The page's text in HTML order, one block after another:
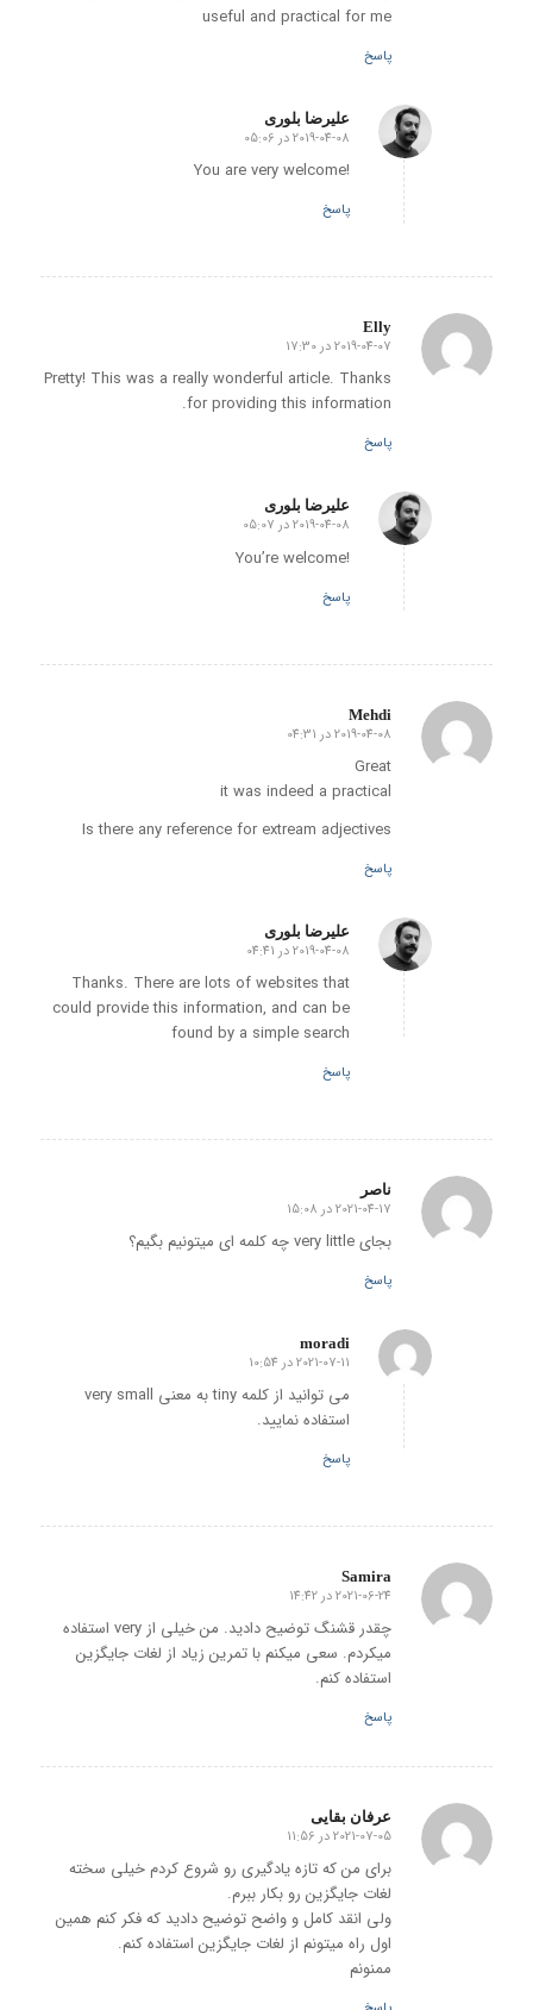
useful and practical for me
پاسخ
علیرضا بلوری
گفته:
2019-04-08 در 05:06
!You are very welcome
پاسخ
Elly
گفته:
2019-04-07 در 17:30
Pretty! This was a really wonderful article. Thanks
for providing this information.
پاسخ
علیرضا بلوری
گفته:
2019-04-08 در 05:07
!You’re welcome
پاسخ
Mehdi
گفته:
2019-04-08 در 04:31
Great
it was indeed a practical
Is there any reference for extream adjectives
پاسخ
علیرضا بلوری
گفته:
2019-04-08 در 04:41
Thanks. There are lots of websites that
could provide this information, and can be
found by a simple search
پاسخ
ناصر
گفته:
2021-04-17 در 15:08
بجای very little چه کلمه ای میتونیم بگیم؟
پاسخ
moradi
گفته:
2021-07-11 در 10:54
می توانید از کلمه tiny به معنی very small
استفاده نمایید.
پاسخ
Samira
گفته:
2021-06-24 در 14:42
چقدر قشنگ توضیح دادید. من خیلی از very استفاده
میکردم. سعی میکنم با تمرین زیاد از لغات جایگزین
استفاده کنم.
پاسخ
عرفان بقایی
گفته:
2021-07-05 در 11:56
برای من که تازه یادگیری رو شروع کردم خیلی سخته
لغات جایگزین رو بکار ببرم.
ولی انقد کامل و واضح توضیح دادید که فکر کنم همین
اول راه میتونم از لغات جایگزین استفاده کنم.
ممنونم